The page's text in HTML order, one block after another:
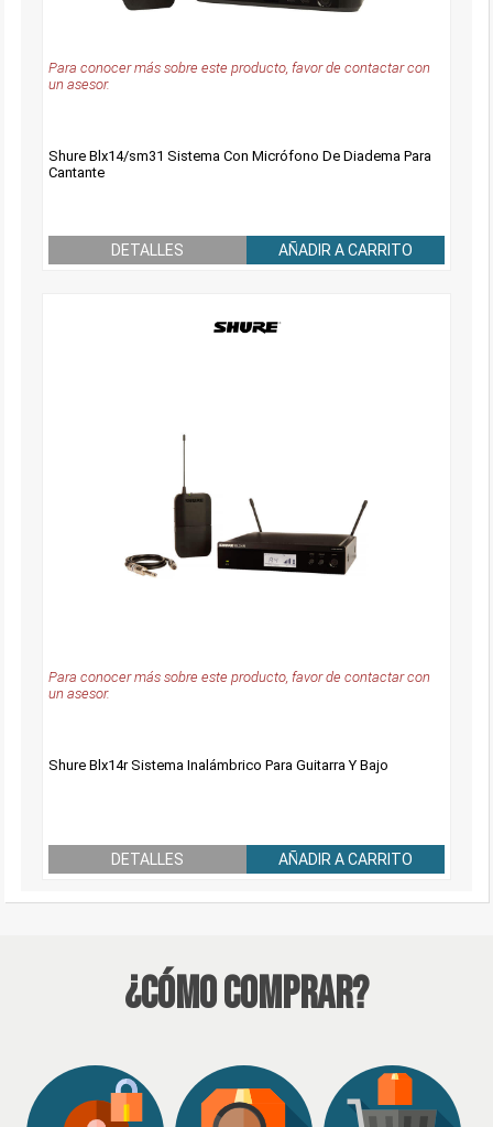
Para conocer más sobre este producto, favor de contactar con
un asesor.
Shure Blx14/sm31 Sistema Con Micrófono De Diadema Para
Cantante
DETALLES AÑADIR A CARRITO
Para conocer más sobre este producto, favor de contactar con
un asesor.
Shure Blx14r Sistema Inalámbrico Para Guitarra Y Bajo
DETALLES AÑADIR A CARRITO
¿Cómo Comprar?